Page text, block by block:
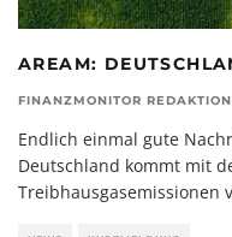
AREAM:
FINANZMONITOR REDAKTION
Endlich einmal gute
Deutschland kommt mit
Treibhausgasemissionen